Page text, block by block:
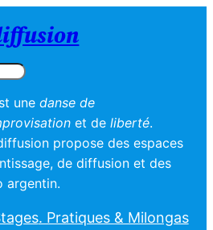
unedanse de
et deliberté.
propose des espaces
de diffusion et des
argentin.
. Pratiques & Milongas